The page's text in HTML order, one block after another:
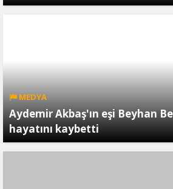
MEDYA
Aydemir Akbaş'ın eşi Beyhan
hayatını kaybetti